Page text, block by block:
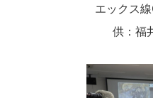
エックス
供：福